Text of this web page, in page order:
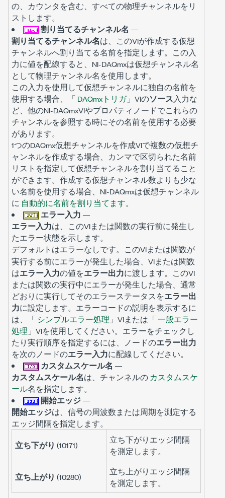
の、カウンタを含む、すべての物理チャンネルをリ
ストします。
割り当てるチャンネル名 —
割り当てるチャンネル名は、このVIが作成する仮想
チャンネルへ割り当てる名前を指定します。この入
力に値を配線すると、NI-DAQmxは仮想チャンネル名
として物理チャンネル名を使用します。
この入力を使用して仮想チャンネルに独自の名前を
使用する場合、「 DAQmxトリガ」VIのソース入力な
ど、他のNI-DAQmxVIやプロパティノードでこれらの
チャンネルを参照する時にその名前を使用する必要
があります。
1つのDAQmx仮想チャンネルを作成VIで複数の仮想チ
ャンネルを作成する場合、カンマで区切られた名前
リストを指定して仮想チャンネルを割り当てること
ができます。作成する仮想チャンネル数よりも少な
い名前を使用する場合、NI-DAQmxは仮想チャンネル
に 自動的に名前を割り当てます。
エラー入力 —
エラー入力は、このVIまたは関数の実行前に発生し
たエラー状態を示します。
デフォルトはエラーなしです。このVIまたは関数が
実行する前にエラーが発生した場合、VIまたは関数
はエラー入力の値をエラー出力に渡します。このVI
または関数の実行中にエラーが発生した場合、通常
どおりに実行してそのエラーステータスをエラー出
力に設定します。エラーコードの説明を表示するに
は、「 シンプルエラー処理 」VIまたは「一般エラー
処理 」VIを使用してください。エラーをチェックし
たり実行順序を指定するには、ノードのエラー出力
を次のノードのエラー入力に配線してください。
カスタムスケール名 —
カスタムスケール名は、チャンネルの カスタムスケ
ール名を指定します。
開始エッジ—
開始エッジは、信号の周波数または周期を測定する
エッジ間隔を指定します。
立ち下がり (10171)
立ち下がりエッジ間隔
を測定します。
立ち上がり (10280)
立ち上がりエッジ間隔
を測定します。